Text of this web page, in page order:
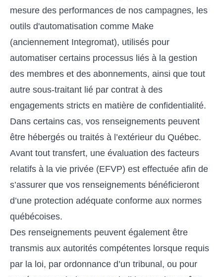
mesure des performances de nos campagnes, les
outils d'automatisation comme Make
(anciennement Integromat), utilisés pour
automatiser certains processus liés à la gestion
des membres et des abonnements, ainsi que tout
autre sous-traitant lié par contrat à des
engagements stricts en matière de confidentialité.
Dans certains cas, vos renseignements peuvent
être hébergés ou traités à l’extérieur du Québec.
Avant tout transfert, une évaluation des facteurs
relatifs à la vie privée (EFVP) est effectuée afin de
s’assurer que vos renseignements bénéficieront
d’une protection adéquate conforme aux normes
québécoises.
Des renseignements peuvent également être
transmis aux autorités compétentes lorsque requis
par la loi, par ordonnance d’un tribunal, ou pour